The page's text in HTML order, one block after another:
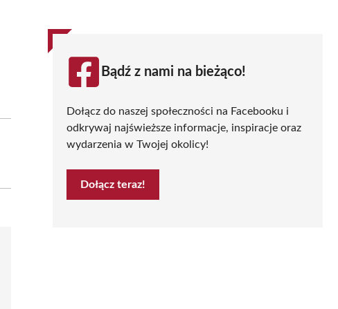
Bądź z nami na bieżąco!
Dołącz do naszej społeczności na Facebooku i
odkrywaj najświeższe informacje, inspiracje oraz
wydarzenia w Twojej okolicy!
Dołącz teraz!